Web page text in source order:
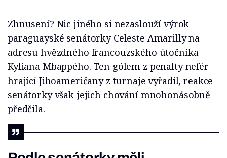
Zhnusení? Nic jiného si nezaslouží výrok
paraguayské senátorky Celeste Amarilly na
adresu hvězdného francouzského útočníka
Kyliana Mbappého. Ten gólem z penalty nefér
hrající Jihoameričany z turnaje vyřadil, reakce
senátorky však jejich chování mnohonásobně
předčila.